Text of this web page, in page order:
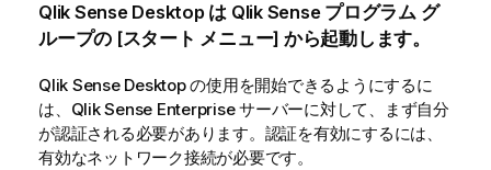
Qlik Sense Desktopは Qlik Senseプログラム グ
ループの [スタート メニュー] から起動します。
Qlik Sense Desktopの使用を開始できるようにするに
は、 Qlik Sense Enterpriseサーバーに対して、まず自分
が認証される必要があります。認証を有効にするには、
有効なネットワーク接続が必要です。